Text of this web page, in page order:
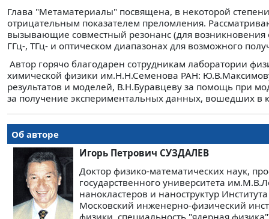
Глава "Метаматериалы" посвящена, в некоторой
отрицательным показателем преломления.
вызывающие совместный резонанс (для возникновения
ГГц-, ТГц- и оптическом диапазонах для возможного
Автор горячо благодарен сотрудникам лаборатории
химической физики им.Н.Н.Семенова РАН:
результатов и моделей, В.Н.Буравцеву за помощь при
за получение экспериментальных данных, вошедших в
Об авторе
Игорь Петрович СУЗДАЛЕВ
Доктор физико-математических наук,
государственного университета
нанокластеров и наноструктур
Московский инженерно-физический